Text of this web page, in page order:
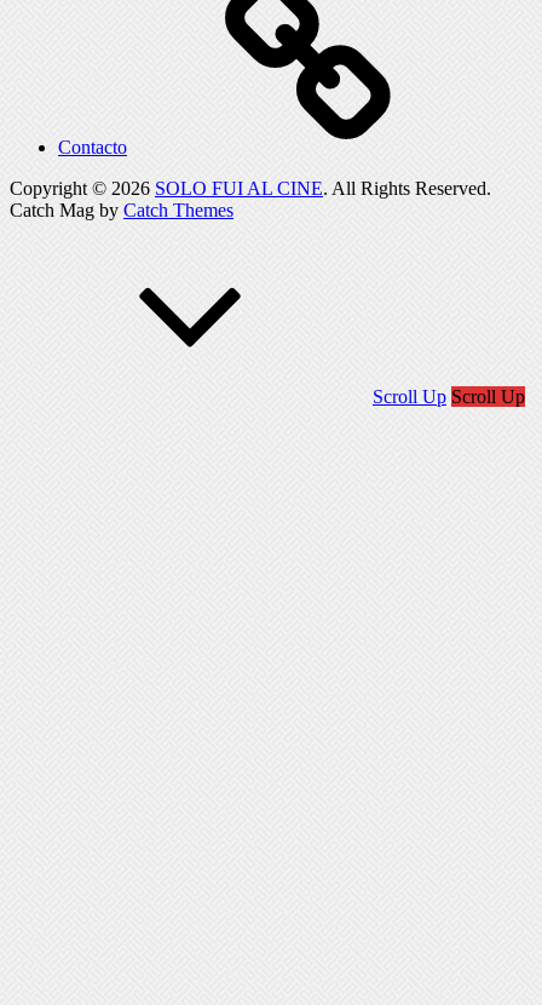
Contacto
Copyright © 2026 SOLO FUI AL CINE. All Rights Reserved.
Catch Mag by Catch Themes
Scroll Up Scroll Up